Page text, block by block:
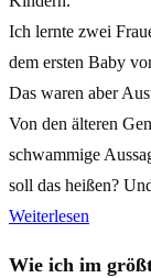
Ich lernte zwei
dem ersten Baby
Das waren aber
Von den älteren
schwammige
soll das heißen?
Weiterlesen
Wie ich im